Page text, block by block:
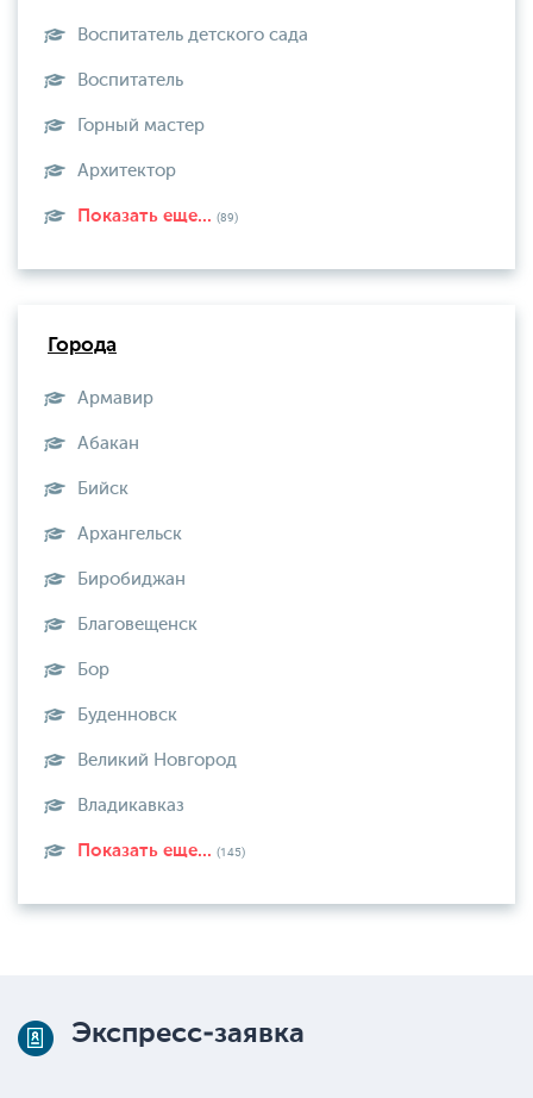
Воспитатель детского сада
Воспитатель
Горный мастер
Архитектор
Показать еще... (89)
Города
Армавир
Абакан
Бийск
Архангельск
Биробиджан
Благовещенск
Бор
Буденновск
Великий Новгород
Владикавказ
Показать еще... (145)
Экспресс-заявка